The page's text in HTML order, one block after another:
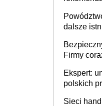
dalsze
Firmy
Ekspert:
polskich
Sieci